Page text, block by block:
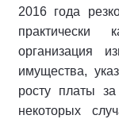
2016 года
практически
организация
имущества,
росту платы
некоторых